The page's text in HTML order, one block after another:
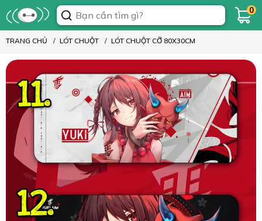
0
TRANG CHỦ LÓT CHUỘT LÓT CHUỘT CỠ 80X30CM